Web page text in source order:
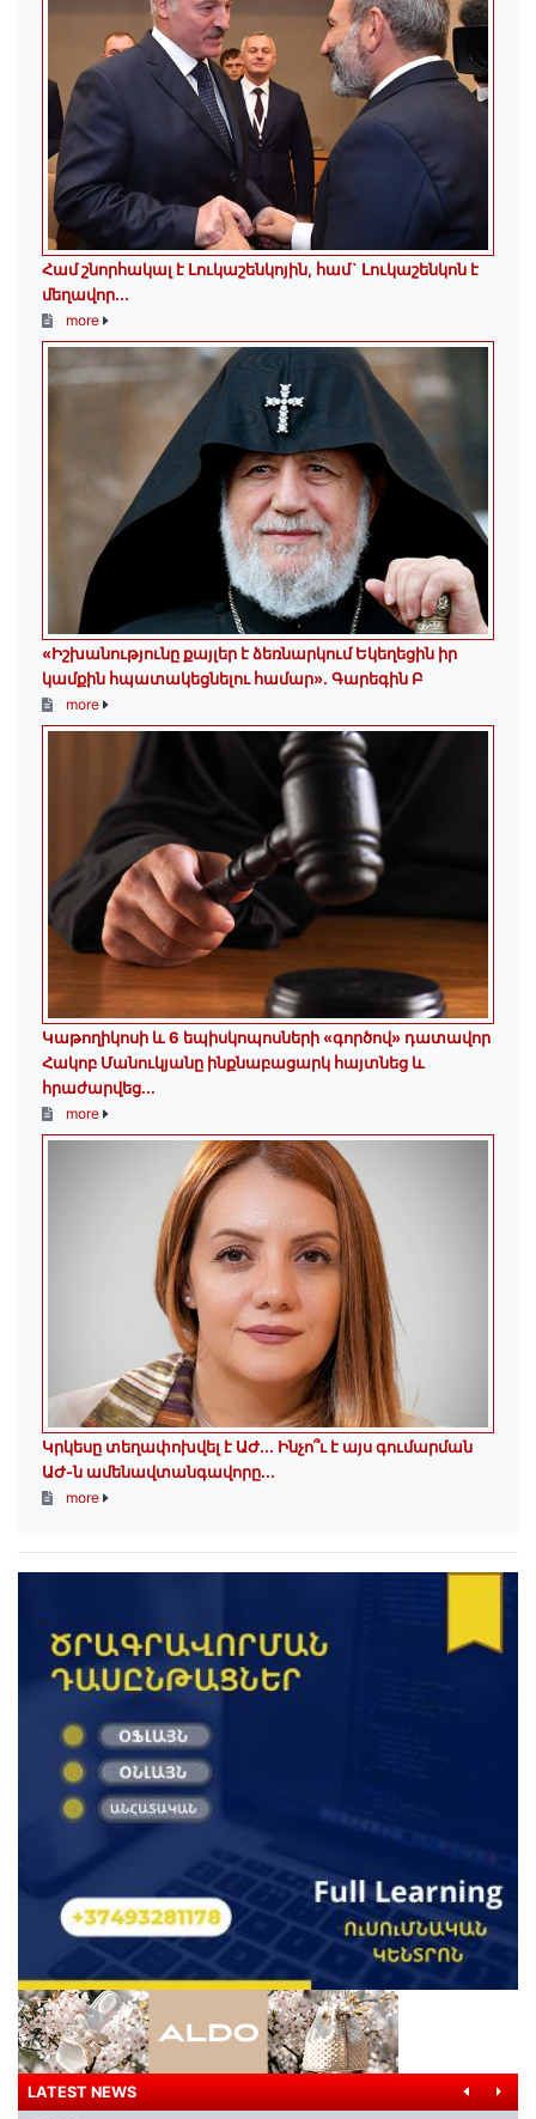
Համ շնորհակալ է Լուկաշենկոյին, համ` Լուկաշենկոն է
մեղավոր․․․
more
«Իշխանությունը քայլեր է ձեռնարկում Եկեղեցին իր
կամքին հպատակեցնելու համար»․ Գարեգին Բ
more
️Կաթողիկոսի և 6 եպիսկոպոսների «գործով» դատավոր
Հակոբ Մանուկյանը ինքնաբացարկ հայտնեց և
հրաժարվեց...
more
Կրկեսը տեղափոխվել է ԱԺ... Ինչո՞ւ է այս գումարման
ԱԺ-ն ամենավտանգավորը...
more
LATEST NEWS